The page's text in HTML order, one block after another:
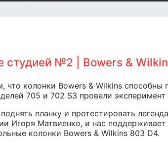
студией №2 | Bowers &
колонки Bowers & Wilkins
705 и 702 S3 провели эксперимент
планку и протестировать
Игоря Матвиенко, и нас
колонки Bowers & Wilkins 803 D4.